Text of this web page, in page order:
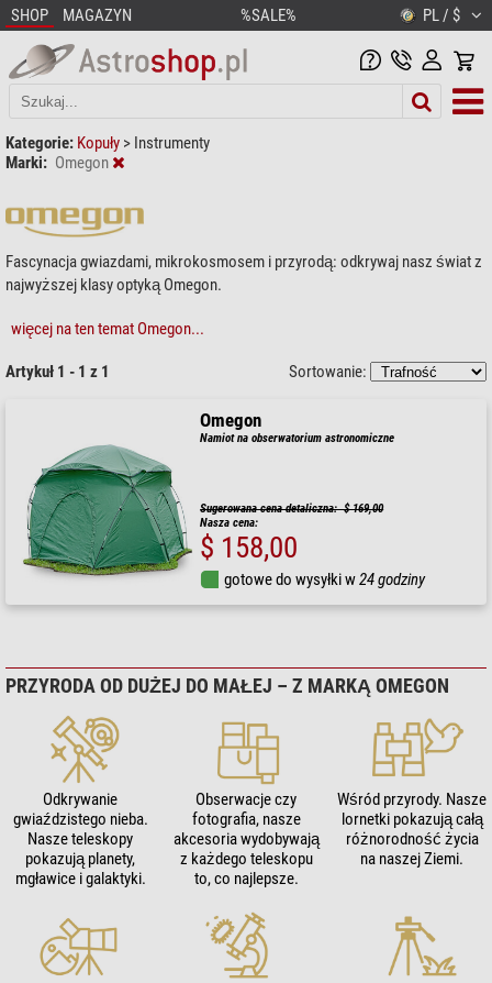
SHOP MAGAZYN %SALE% PL / $
Kategorie: Kopuły > Instrumenty
Marki: Omegon
Fascynacja gwiazdami, mikrokosmosem i przyrodą: odkrywaj nasz świat z
najwyższej klasy optyką Omegon.
więcej na ten temat Omegon...
Artykuł 1 - 1 z 1 Sortowanie:
Omegon
Namiot na obserwatorium astronomiczne
Sugerowana cena detaliczna: $ 169,00
Nasza cena:
$ 158,00
gotowe do wysyłki w24 godziny
PRZYRODA OD DUŻEJ DO MAŁEJ – Z MARKĄ OMEGON
Odkrywanie
gwiaździstego nieba.
Nasze teleskopy
pokazują planety,
mgławice i galaktyki.
Obserwacje czy
fotografia, nasze
akcesoria wydobywają
z każdego teleskopu
to, co najlepsze.
Wśród przyrody. Nasze
lornetki pokazują całą
różnorodność życia
na naszej Ziemi.